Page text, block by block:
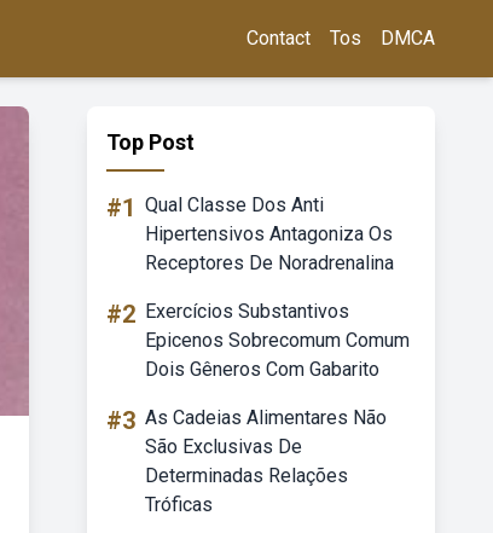
Contact Tos DMCA
Top Post
#1 Qual Classe Dos Anti
Hipertensivos Antagoniza Os
Receptores De Noradrenalina
#2 Exercícios Substantivos
Epicenos Sobrecomum Comum
Dois Gêneros Com Gabarito
#3 As Cadeias Alimentares Não
São Exclusivas De
Determinadas Relações
Tróficas